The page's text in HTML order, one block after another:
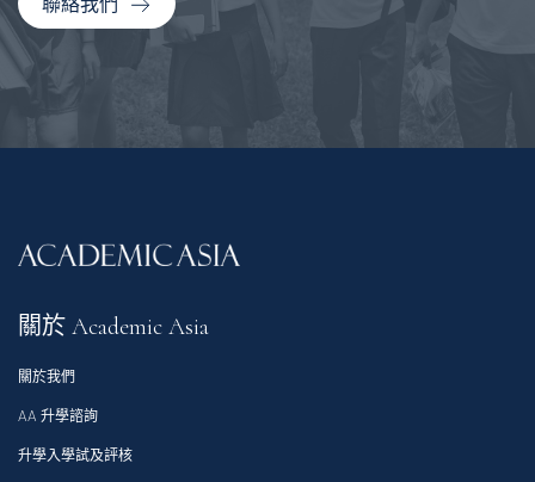
關於 Academic Asia
關於我們
AA 升學諮詢
升學入學試及評核